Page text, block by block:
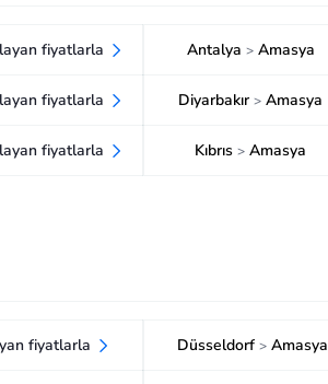
fiyatlarla
fiyatlarla
fiyatlarla
Antalya >Amasya
Diyarbakır > Amasya
Kıbrıs > Amasya
fiyatlarla Düsseldorf >Amasya